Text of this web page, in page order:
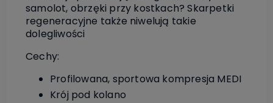
samolot, obrzęki przy kostkach? Skarpetki
regeneracyjne także niwelują takie
dolegliwości
Cechy:
Profilowana, sportowa kompresja MEDI
Krój pod kolano